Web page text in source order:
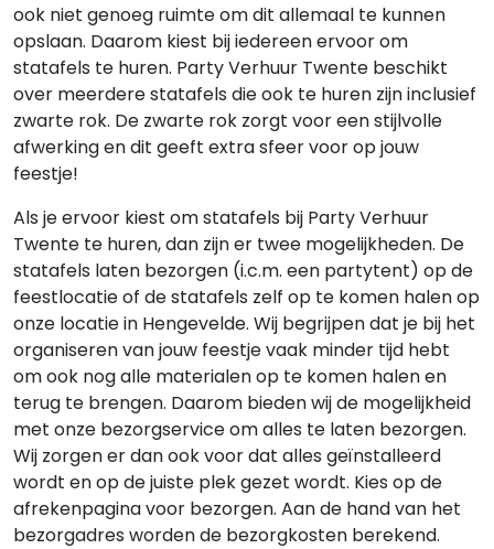
ook niet genoeg ruimte om dit allemaal te kunnen
opslaan. Daarom kiest bij iedereen ervoor om
statafels te huren. Party Verhuur Twente beschikt
over meerdere statafels die ook te huren zijn inclusief
zwarte rok. De zwarte rok zorgt voor een stijlvolle
afwerking en dit geeft extra sfeer voor op jouw
feestje!
Als je ervoor kiest om statafels bij Party Verhuur
Twente te huren, dan zijn er twee mogelijkheden. De
statafels laten bezorgen (i.c.m. een partytent) op de
feestlocatie of de statafels zelf op te komen halen op
onze locatie in Hengevelde. Wij begrijpen dat je bij het
organiseren van jouw feestje vaak minder tijd hebt
om ook nog alle materialen op te komen halen en
terug te brengen. Daarom bieden wij de mogelijkheid
met onze bezorgservice om alles te laten bezorgen.
Wij zorgen er dan ook voor dat alles geïnstalleerd
wordt en op de juiste plek gezet wordt. Kies op de
afrekenpagina voor bezorgen. Aan de hand van het
bezorgadres worden de bezorgkosten berekend.